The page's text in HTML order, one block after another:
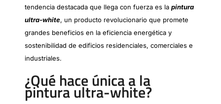
tendencia destacada que llega con fuerza es la pintura
ultra-white, un producto revolucionario que promete
grandes beneficios en la eficiencia energética y
sostenibilidad de edificios residenciales, comerciales e
industriales.
¿Qué hace única a la
pintura ultra-white?